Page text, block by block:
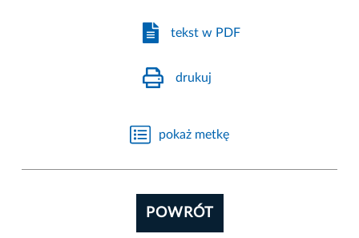
tekst w PDF
drukuj
pokaż metkę
POWRÓT